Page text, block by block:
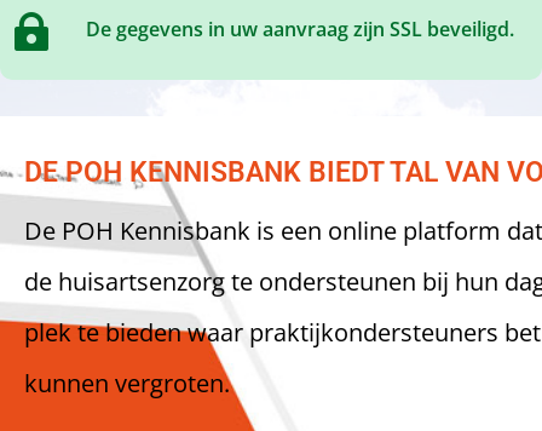
 De gegevens in uw aanvraag zijn SSL beveiligd.
DE POH KENNISBANK BIEDT TAL VAN
De POH Kennisbank is een online platform
de huisartsenzorg te ondersteunen bij hun
plek te bieden waar praktijkondersteuners
kunnen vergroten.